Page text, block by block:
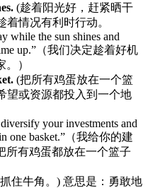
(趁着阳光好，赶紧晒干
情况有利时行动。
while the sun shines and
up.”（我们决定趁着好机
）
(把所有鸡蛋放在一个篮
望或资源都投入到一个地
your investments and
one basket.”（我给你的建
所有鸡蛋都放在一个篮子
住牛角。) 意思是：勇敢地